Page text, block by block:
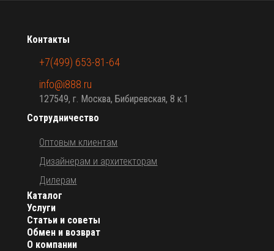
О компании
Каталог
Услуги
Статьи и советы
Обмен и возврат
Сотрудничество
Оптовым клиентам
Дизайнерам и архитекторам
Дилерам
Контакты
+7(499) 653-81-64
info@i888.ru
127549, г. Москва, Бибиревская, 8 к.1